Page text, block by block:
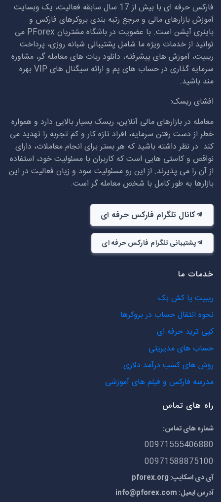
فارکس حرفه ای با بیش از 17 سال سابقه فعالیت، یک وبسایت
آموزش بازارهای مالی و مرجع رتبه بندی بروکرهای فارکس و
باینری آپشن است. با عضویت در باشگاه مشتریان PForex می
توانید از خدمات ویژه ما شامل پشتیبانی شبانه روزی، پرداخت
ریبیت، آموزش های پیشرفته، دانلود ربات های معامله گر، مشاوره
سرمایه گذاری در حساب های پم و ارائه سیگنال های VIPبهره
مند باشید.
افشای ریسک:
معامله در بازارهای مالی آنلاین، ریسک بسیار بالایی دارد و همواره
خطر از دست رفتن سرمایه، افراد تازه کار و کم تجربه را تهدید می
کند. در نظر داشته باشید که هر بستر برای انجام معاملات، دارای
نواقص و کاستی هایی است که کاربران با مسئولیت خود، استفاده
از آن را می پذیرند. از این رو مسئولیت سود و زیان فعالیت در این
بازارها به طور کامل با شخص معامله گر است.
کانال تلگرام فارکس حرفه ای
پشتیبانی تلگرام فارکس حرفه ای
خدمات ما
ریبیت یا کش بک
نحوه انتقال حساب در بروکرها
کپی ترید حرفه ای
حساب های مدیریتی
روش های کسب درآمد دلاری
مدرسه فارکس و فیلم های آموزشی
راه های تماس
شماره های تماس:
00971555406880
00971588875100
آی دی اسکایپ: pforex.org
آدرس ایمیل: info@pforex.com